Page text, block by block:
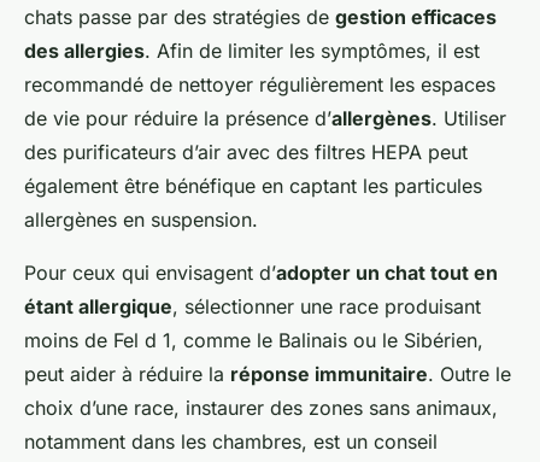
chats passe par des stratégies de gestion efficaces
des allergies. Afin de limiter les symptômes, il est
recommandé de nettoyer régulièrement les espaces
de vie pour réduire la présence d’allergènes. Utiliser
des purificateurs d’air avec des filtres HEPA peut
également être bénéfique en captant les particules
allergènes en suspension.
Pour ceux qui envisagent d’adopter un chat tout en
étant allergique, sélectionner une race produisant
moins de Fel d 1, comme le Balinais ou le Sibérien,
peut aider à réduire la réponse immunitaire. Outre le
choix d’une race, instaurer des zones sans animaux,
notamment dans les chambres, est un conseil